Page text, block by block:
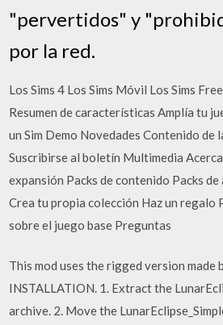
"pervertidos" y
por la red.
Los Sims 4 Los Sims Móvil Los Sims
Resumen de características Amplía tu
un Sim Demo Novedades Contenido de
Suscribirse al boletín Multimedia
expansión Packs de contenido Packs
Crea tu propia colección Haz un regalo
sobre el juego base Preguntas
This mod uses the rigged version made
INSTALLATION. 1. Extract the
archive. 2. Move the